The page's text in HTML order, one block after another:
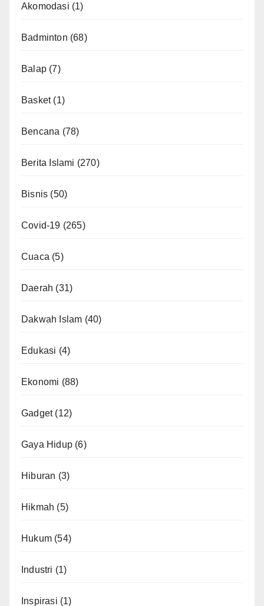
Akomodasi (1)
Badminton (68)
Balap (7)
Basket(1)
Bencana (78)
Berita Islami (270)
Bisnis (50)
Covid-19 (265)
Cuaca (5)
Daerah (31)
Dakwah Islam (40)
Edukasi (4)
Ekonomi (88)
Gadget(12)
Gaya Hidup (6)
Hiburan (3)
Hikmah (5)
Hukum (54)
Industri (1)
Inspirasi (1)